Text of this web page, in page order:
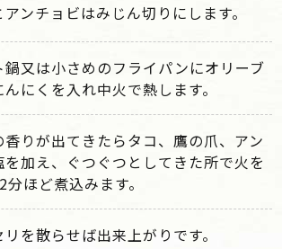
ンチョビはみじん切りにします。
鍋又は小さめのフライパンにオリーブ
にくを入れ中火で熱します。
香りが出てきたらタコ、鷹の爪、アン
を加え、ぐつぐつとしてきた所で火を
ほど煮込みます。
を散らせば出来上がりです。